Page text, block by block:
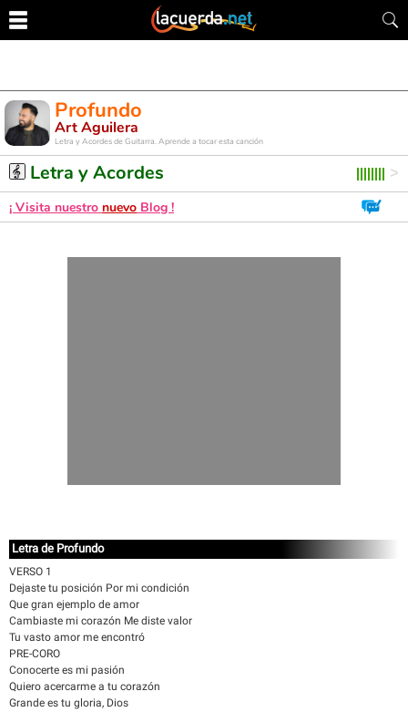
Profundo
Art Aguilera
Letra y Acordes de Guitarra. Aprende a tocar esta canción
Letra y Acordes
¡ Visita nuestro nuevo Blog !
Letra de Profundo
VERSO 1
Dejaste tu posición Por mi condición
Que gran ejemplo de amor
Cambiaste mi corazón Me diste valor
Tu vasto amor me encontró
PRE-CORO
Conocerte es mi pasión
Quiero acercarme a tu corazón
Grande es tu gloria, Dios